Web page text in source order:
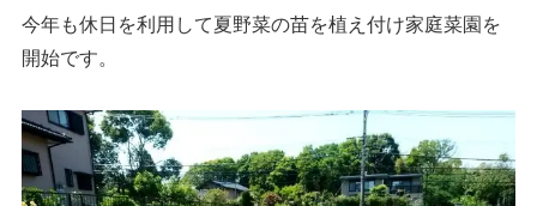
今年も休日を利用して夏野菜の苗を植え付け家庭菜園を
開始です。